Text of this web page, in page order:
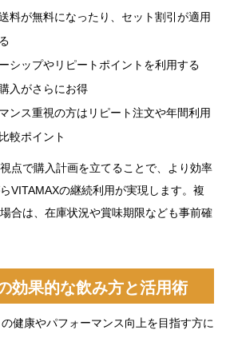
料が無料になったり、セット割引が適用
シップやリピートポイントを利用する
入がさらにお得
ンス重視の方はリピート注文や年間利用
較ポイント
点で購入計画を立てることで、より効率
VITAMAXの継続利用が実現します。複
合は、在庫状況や賞味期限なども事前確
効果的な飲み方と活用術
健康やパフォーマンス向上を目指す方に